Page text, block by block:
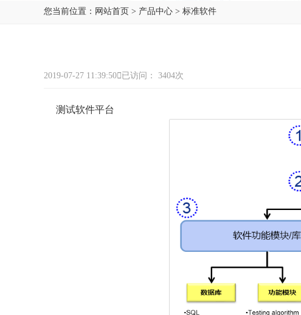
您当前位置： 网站首页 > 产品中心 > 标准软件
2019-07-27 11:39:50 已访问： 3404次
测试软件平台